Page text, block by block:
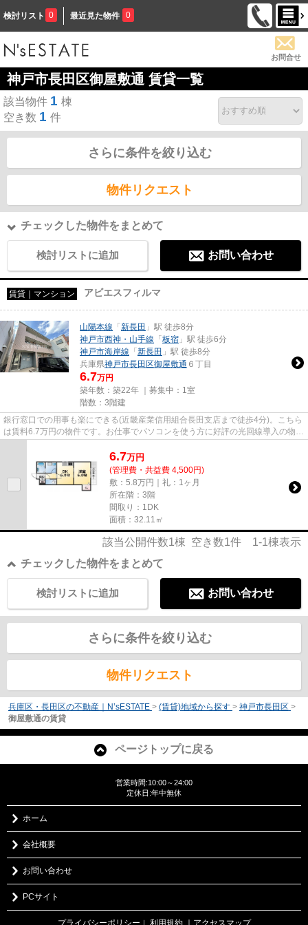
検討リスト 0 最近見た物件 0
お問合せ
神戸市長田区御屋敷通 賃貸一覧
該当物件 1 棟
空き数 1 件
さらに条件を絞り込む
物件リクエスト
チェックした物件をまとめて
検討リストに追加 お問い合わせ
賃貸｜マンション アビエスフィルマ
山陽本線 「 新長田 」駅 徒歩8分
神戸市西神・山手線 「 板宿 」駅 徒歩6分
神戸市海岸線 「 新長田 」駅 徒歩8分
兵庫県神戸市長田区御屋敷通 ６丁目
6.7万円
築年数：築22年 ｜募集中： 1室
階数：3階建
銀行窓口での用事も楽にできる(近畿産業信用組合長田支店まで徒歩4分)。こちら
は賃料6.7万円の物件です。お仕事でパソコンを使う方に好評の光回線導入の物件
6.7万円
(管理費・共益費 4,500円)
敷：5.8万円｜礼：1ヶ月
所在階：3階
間取り：1DK
面積：32.11㎡
該当公開件数1棟 空き数1件 1-1棟表示
チェックした物件をまとめて
お問い合わせ
検討リストに追加
さらに条件を絞り込む
物件リクエスト
兵庫区・長田区の不動産｜N’sESTATE > (賃貸)地域から探す > 神戸市長田区 >
御屋敷通の賃貸
ページトップに戻る
営業時間:10:00～24:00
定休日:年中無休
ホーム
会社概要
お問い合わせ
PCサイト
プライバシーポリシー ｜ 利用規約 ｜アクセスマップ